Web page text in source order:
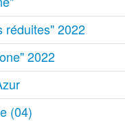
réduites" 2022
2022
(04)